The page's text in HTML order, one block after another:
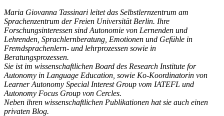
Maria Giovanna Tassinari leitet das Selbstlernzentrum am
Sprachenzentrum der Freien Universität Berlin. Ihre
Forschungsinteressen sind Autonomie von Lernenden und
Lehrenden, Sprachlernberatung, Emotionen und Gefühle in
Fremdsprachenlern- und lehrprozessen sowie in
Beratungsprozessen.
Sie ist im wissenschaftlichen Board des Research Institute for
Autonomy in Language Education, sowie Ko-Koordinatorin von
Learner Autonomy Special Interest Group vom IATEFL und
Autonomy Focus Group von Cercles.
Neben ihren wissenschaftlichen Publikationen hat sie auch einen
privaten Blog.